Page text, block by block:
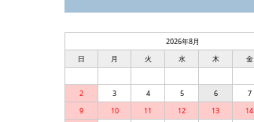
2026年8月
日
月 火 水 木 金
2
3 4 5 6 7
9
10 11 12 13 14